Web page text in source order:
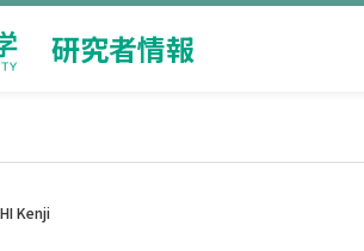
研究者情報
Kenji